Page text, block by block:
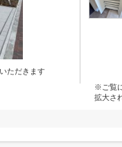
ただきます
※ご覧
拡大さ